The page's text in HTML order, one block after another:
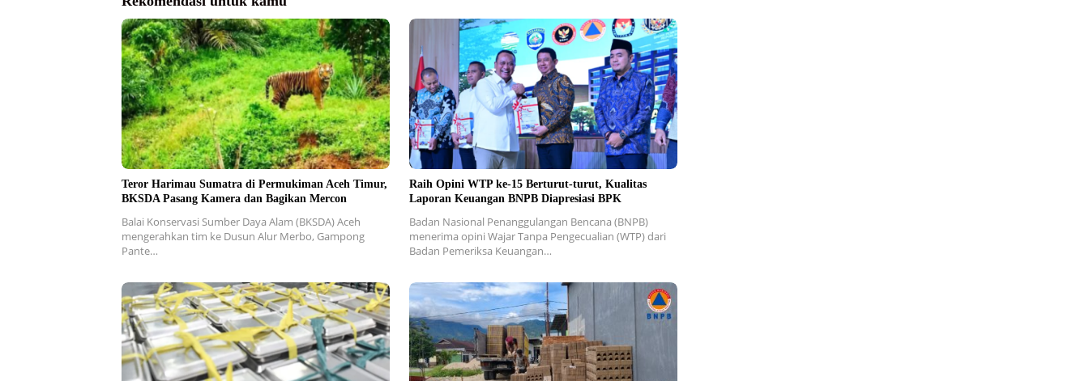
Teror Harimau Sumatra di Permukiman Aceh Timur,
BKSDA Pasang Kamera dan Bagikan Mercon
Balai Konservasi Sumber Daya Alam (BKSDA) Aceh
mengerahkan tim ke Dusun Alur Merbo, Gampong
Pante…
Raih Opini WTP ke-15 Berturut-turut, Kualitas
Laporan Keuangan BNPB Diapresiasi BPK
Badan Nasional Penanggulangan Bencana (BNPB)
menerima opini Wajar Tanpa Pengecualian (WTP) dari
Badan Pemeriksa Keuangan…